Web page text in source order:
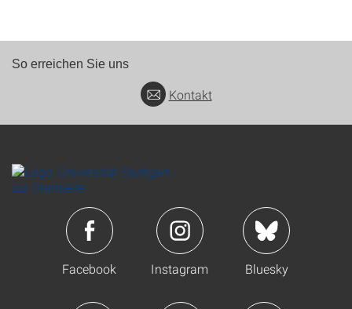
So erreichen Sie uns
Kontakt
Facebook Instagram Bluesky